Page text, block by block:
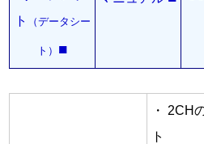
ト
（データシー
ト） ■
・ 2CH
ト